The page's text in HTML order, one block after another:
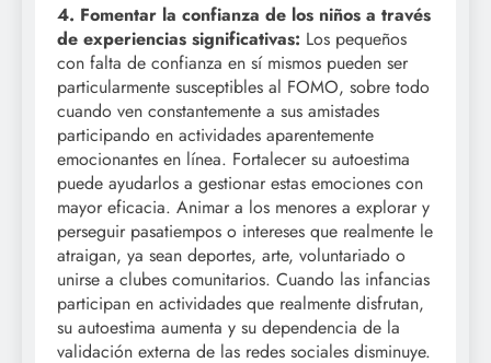
4. Fomentar la confianza de los niños a través
de experiencias significativas: Los pequeños
con falta de confianza en sí mismos pueden ser
particularmente susceptibles al FOMO, sobre todo
cuando ven constantemente a sus amistades
participando en actividades aparentemente
emocionantes en línea. Fortalecer su autoestima
puede ayudarlos a gestionar estas emociones con
mayor eficacia. Animar a los menores a explorar y
perseguir pasatiempos o intereses que realmente le
atraigan, ya sean deportes, arte, voluntariado o
unirse a clubes comunitarios. Cuando las infancias
participan en actividades que realmente disfrutan,
su autoestima aumenta y su dependencia de la
validación externa de las redes sociales disminuye.